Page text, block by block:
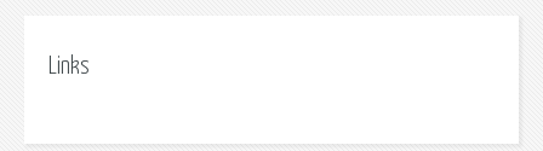
Links